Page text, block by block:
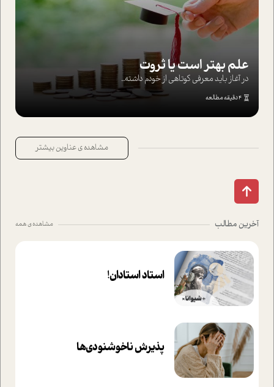
علم بهتر است یا ثروت
در آغاز باید معرفی کوتاهی از خودم داشته...
4 دقیقه مطالعه
مشاهده ی عناوین بیشتر
آخرین مطالب مشاهده ی همه
استاد استادان!
پذیرش ناخوشنودی‌ها